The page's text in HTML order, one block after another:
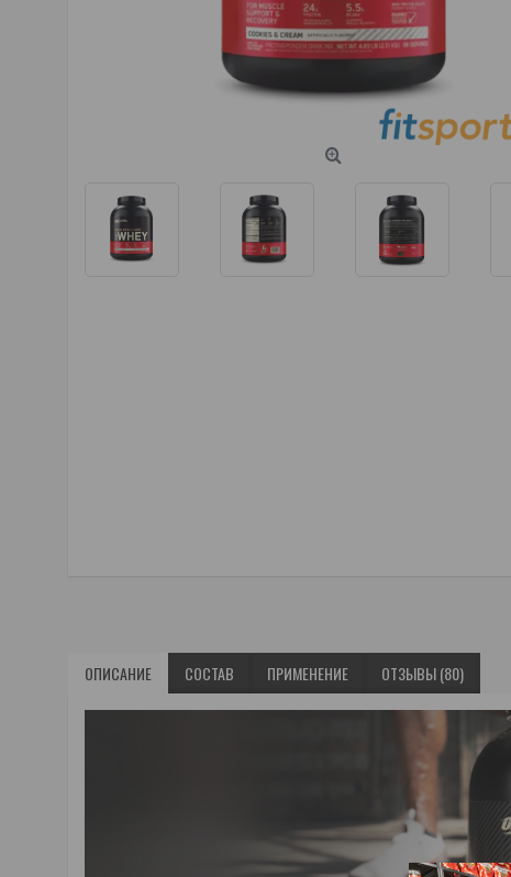
ОПИСАНИЕ СОСТАВ ПРИМЕНЕНИЕ ОТЗЫВЫ (80)